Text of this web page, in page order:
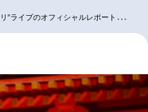
イブのオフィシャルレポートが到着！